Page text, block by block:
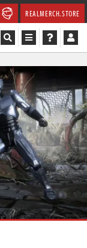
REALMERCH.STORE